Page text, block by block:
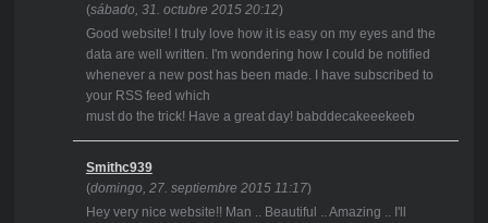
(sábado, 31. octubre 2015 20:12)
Good website! I truly love how it is easy on my eyes and the
data are well written. I'm wondering how I could be notified
whenever a new post has been made. I have subscribed to
your RSS feed which
must do the trick! Have a great day! babddecakeeekeeb
Smithc939
(domingo, 27. septiembre 2015 11:17)
Hey very nice website!! Man .. Beautiful .. Amazing .. I'll